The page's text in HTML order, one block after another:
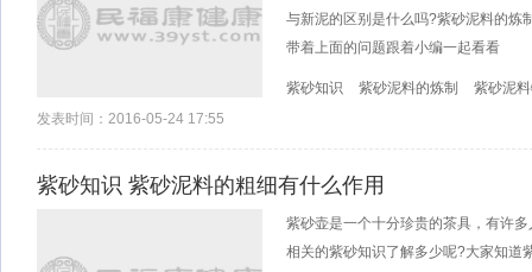
与新泥的区别是什么吗?紫砂泥料的炼
带着上面的问题跟着小编一起看看
紫砂知识 紫砂泥料的炼制
紫砂泥
发表时间：2016-05-24 17:55
紫砂知识 紫砂泥料的粗细有什么作用
紫砂壶是一个十分珍贵的茶具，有许
相关的紫砂知识了解多少呢?大家知道